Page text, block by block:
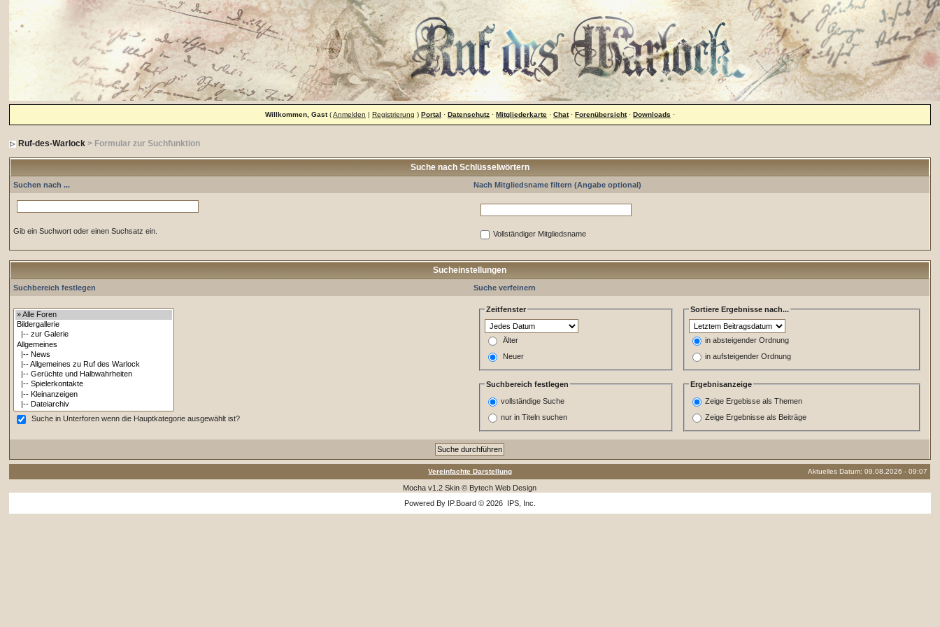
Willkommen, Gast(Anmelden | Registrierung ) Portal · Datenschutz· Mitgliederkarte· Chat· Forenübersicht· Downloads ·
Ruf-des-Warlock > Formular zur Suchfunktion
Suche nach Schlüsselwörtern
Suchen nach ... Nach Mitgliedsname filtern (Angabe optional)
Gib ein Suchwort oder einen Suchsatz ein. Vollständiger Mitgliedsname
Sucheinstellungen
Suchbereich festlegen Suche verfeinern
Suche in Unterforen wenn die Hauptkategorie ausgewählt ist?
Zeitfenster
Älter
Neuer
Sortiere Ergebnisse nach...
in absteigender Ordnung
in aufsteigender Ordnung
Suchbereich festlegen
vollständige Suche
nur in Titeln suchen
Ergebnisanzeige
Zeige Ergebisse als Themen
Zeige Ergebnisse als Beiträge
Vereinfachte Darstellung Aktuelles Datum: 09.08.2026 - 09:07
Mocha v1.2 Skin © Bytech Web Design
Powered By IP.Board© 2026 IPS, Inc